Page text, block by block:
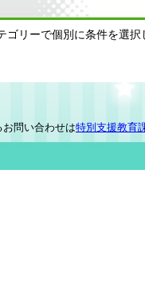
リーで個別に条件を選択
問い合わせは特別支援教育